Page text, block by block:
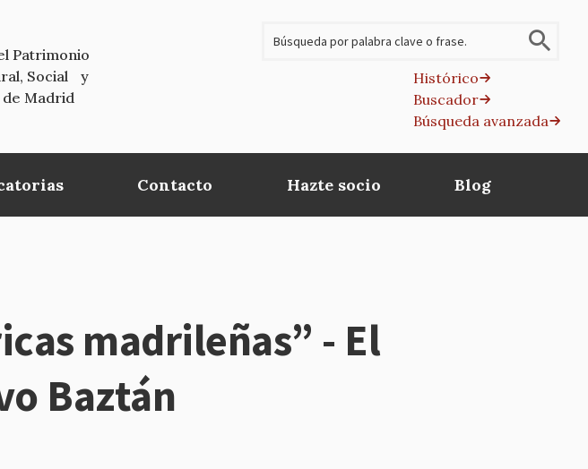
Patrimonio
Social y
de Madrid
Histórico
Buscador
Búsqueda avanzada
Contacto Hazte socio Blog
madrileñas” - El
Baztán